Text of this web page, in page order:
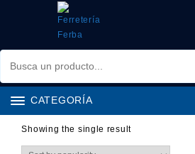
CATEGORÍA
Showing the single result